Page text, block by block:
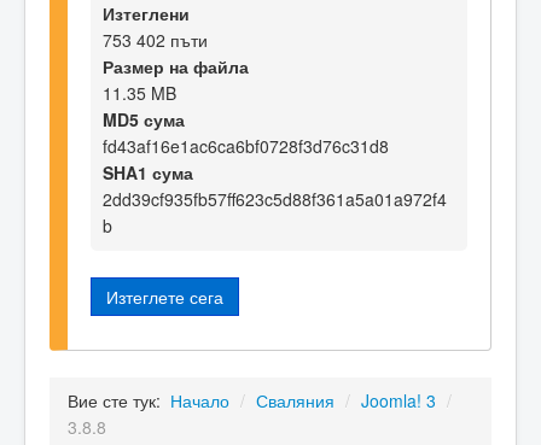
Изтеглени
753 402 пъти
Размер на файла
11.35 MB
MD5 сума
fd43af16e1ac6ca6bf0728f3d76c31d8
SHA1 сума
2dd39cf935fb57ff623c5d88f361a5a01a972f4
b
Изтеглете сега
Вие сте тук: Начало / Сваляния / Joomla! 3 /
3.8.8